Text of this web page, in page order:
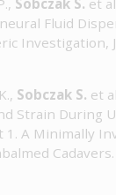
Fluid
Investigation,
Sobczak S. et
Strain During
A Minimally